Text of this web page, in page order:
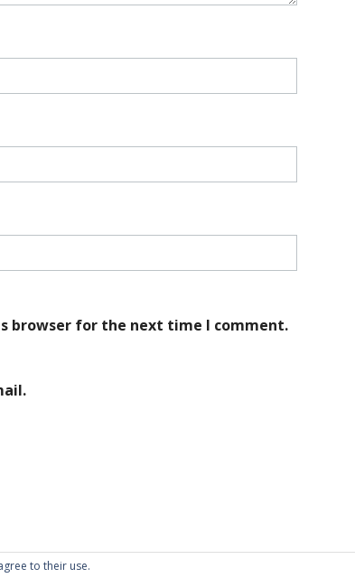
browser for the next time I comment.
to their use.